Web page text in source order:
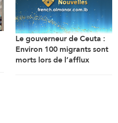
Le gouverneur de Ceuta :
Environ 100 migrants sont
morts lors de l’afflux